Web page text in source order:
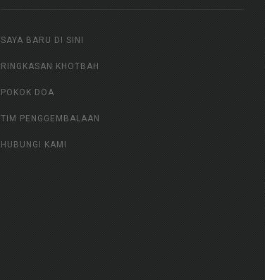
SAYA BARU DI SINI
RINGKASAN KHOTBAH
POKOK DOA
TIM PENGGEMBALAAN
HUBUNGI KAMI